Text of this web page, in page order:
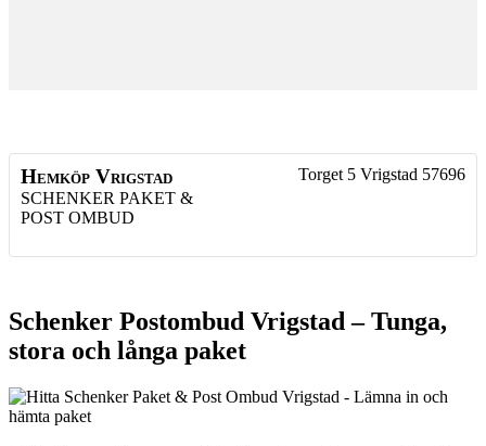
Hemköp Vrigstad
SCHENKER PAKET &
POST OMBUD
Torget 5 Vrigstad 57696
Schenker Postombud Vrigstad – Tunga,
stora och långa paket